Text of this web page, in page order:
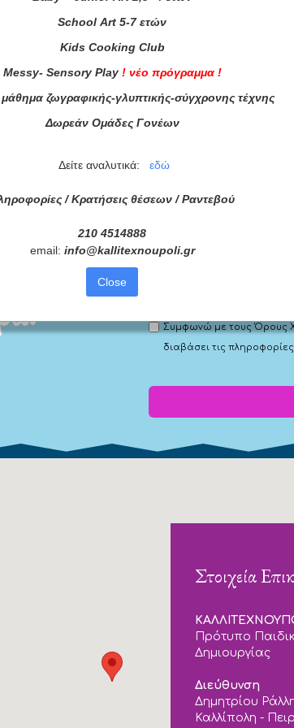
Συμφωνώ με τουςΌρους
διαβάσει τις
Στοιχεία
Πρότυπο
Δημιουργίας
Διεύθυνση
Δημητρίου
Καλλίπολη -
School Art 5-7 ετών
Kids Cooking Club
Messy- Sensory Play ! νέο πρόγραμμα !
μάθημα ζωγραφικής-γλυπτικής-σύγχρονης τέχνης
Δωρεάν Ομάδες Γονέων
Δείτε αναλυτικά: εδώ
/ Κρατήσεις θέσεων / Ραντεβού
210 4514888
email: info@kallitexnoupoli.gr
Close